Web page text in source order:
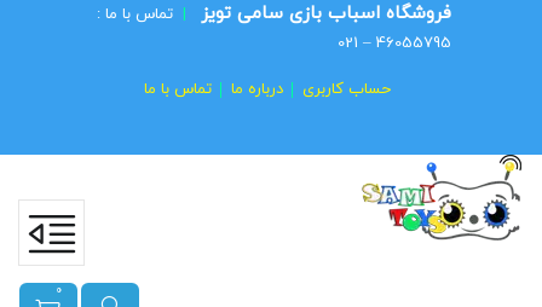
فروشگاه اسباب بازی سامی تویز | تماس با ما :
46055795 – 021
حساب کاربری درباره ما تماس با ما
0